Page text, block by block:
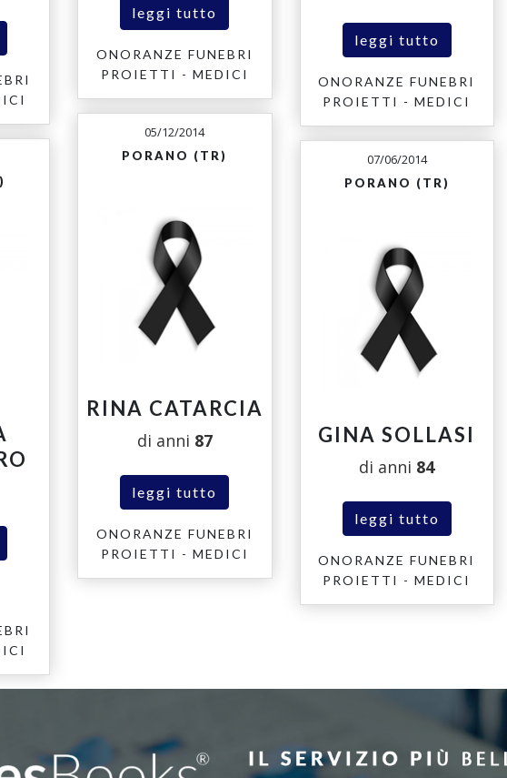
leggi tutto
ONORANZE FUNEBRI
PROIETTI - MEDICI
leggi tutto
ONORANZE FUNEBRI
PROIETTI - MEDICI
05/12/2014
PORANO (TR)
RINA CATARCIA
di anni 87
leggi tutto
ONORANZE FUNEBRI
PROIETTI - MEDICI
07/06/2014
PORANO (TR)
GINA SOLLASI
di anni 84
leggi tutto
ONORANZE FUNEBRI
PROIETTI - MEDICI